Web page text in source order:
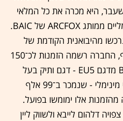
היא מכרה את כל המלאי
הקיים של כלי הרכב החשמליים ממותג ARCFOX של BAIC.
יחידות שנרכשו מהיבואנית הקודמת של
המותג, משפחת דיין. בנוסף, החברה רשמה הזמנות לכ־150
כלי רכב חשמליים של BAIC מדגם EU5 - דגם ותיק בעל
טווח מוגבל ואבזור בטיחותי מינימלי - שנמכר ב־99 אלף
אלו ימומשו בפועל.
דלהום לייבא ולשווק ליין